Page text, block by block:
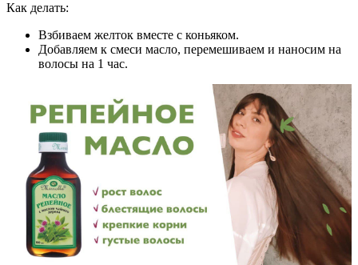
Как делать:
Взбиваем желток вместе с коньяком.
Добавляем к смеси масло, перемешиваем и наносим на
волосы на 1 час.